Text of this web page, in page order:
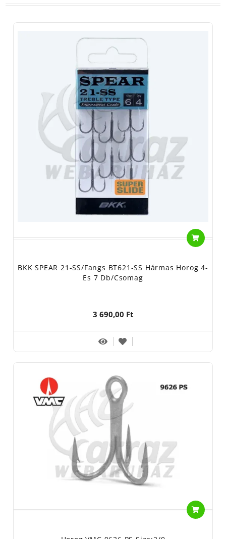
BKK SPEAR 21-SS/Fangs BT621-SS Hármas Horog 4-
Es 7 Db/csomag
3 690,00 Ft